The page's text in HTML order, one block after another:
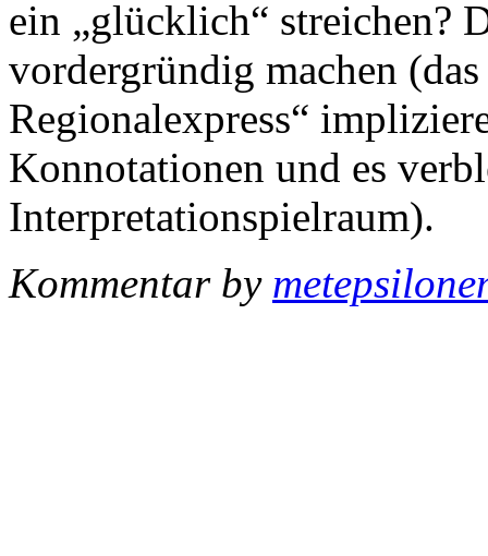
ein „glücklich“ streichen?
vordergründig machen
Regionalexpress“
Konnotationen und es
Interpretationspielraum).
Kommentar by